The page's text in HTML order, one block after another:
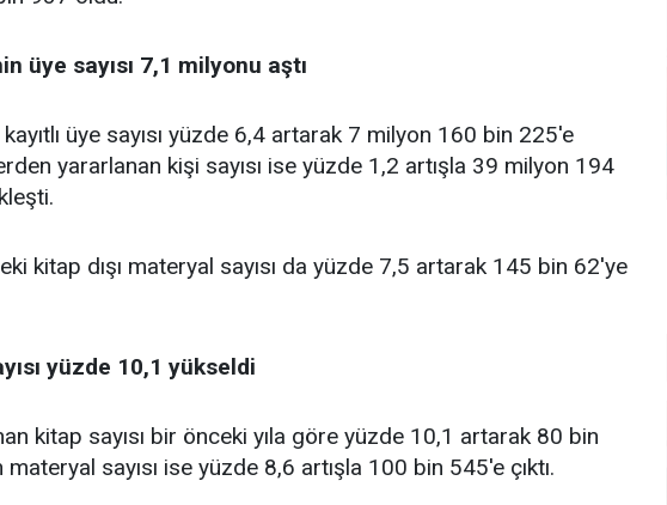
üye sayısı 7,1 milyonu aştı
üye sayısı yüzde 6,4 artarak 7 milyon 160 bin 225'e
yararlanan kişi sayısı ise yüzde 1,2 artışla 39 milyon 194
kitap dışı materyal sayısı da yüzde 7,5 artarak 145 bin 62'ye
yüzde 10,1 yükseldi
kitap sayısı bir önceki yıla göre yüzde 10,1 artarak 80 bin
sayısı ise yüzde 8,6 artışla 100 bin 545'e çıktı.